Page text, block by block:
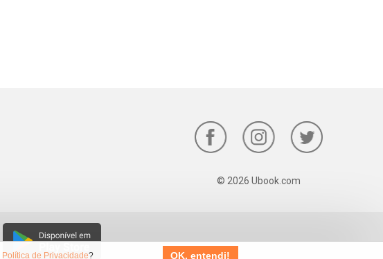
Política de Privacidade? OK, entendi!
© 2026 Ubook.com